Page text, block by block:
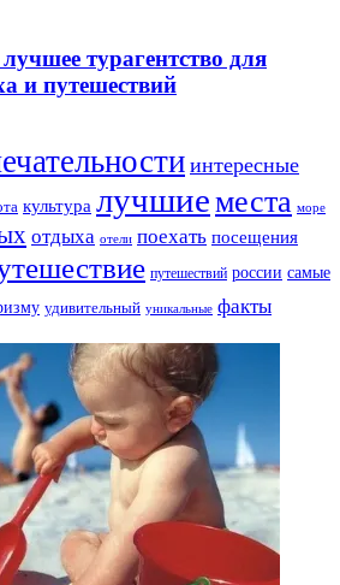
турагентство для
и путешествий
интересные
культура лучшиеместа море
отдыха отели поехать посещения
путешествий россии самые
удивительный уникальные факты